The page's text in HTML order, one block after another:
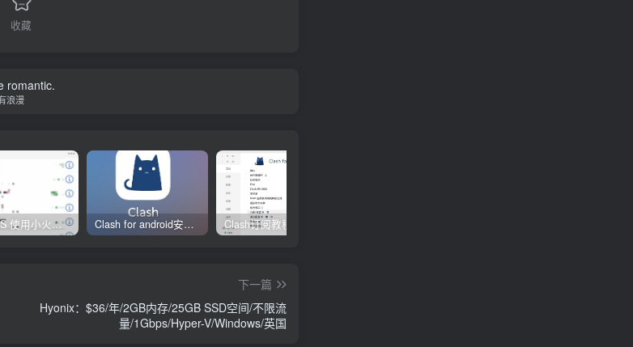
收藏
romantic.
浪漫
苹果 iOS 使用小火箭(shadowrocket)新手教程 Clash for android安卓客户端保姆级新手使用教程
下一篇
Hyonix：$36/年/2GB内存/25GB SSD空间/不限流
量/1Gbps/Hyper-V/Windows/英国